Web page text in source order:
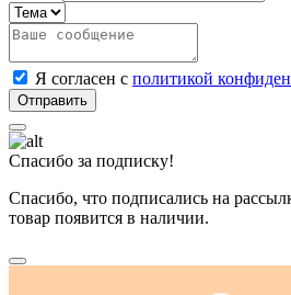
Я согласен с политикой
Спасибо за подписку!
Спасибо, что подписались на
товар появится в наличии.